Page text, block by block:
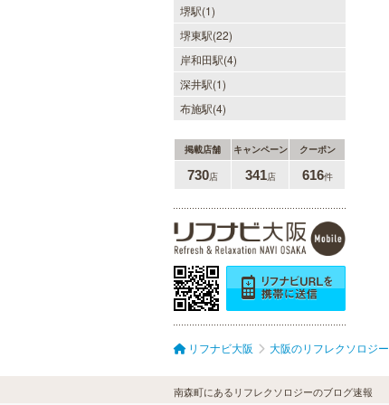
堺駅(1)
堺東駅(22)
岸和田駅(4)
深井駅(1)
布施駅(4)
掲載店舗 キャンペーン クーポン
730店 341店 616件
リフナビ大阪 大阪のリフレクソロジー
南森町にあるリフレクソロジーのブログ速報